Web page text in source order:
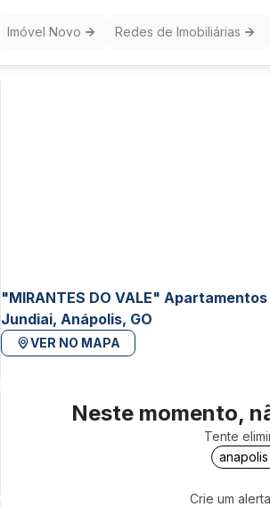
Imóvel Novo Redes de Imobiliárias
"MIRANTES DO VALE"
Jundiai, Anápolis, GO
VER NO MAPA
Neste momento,
Tente
anapolis
Crie um